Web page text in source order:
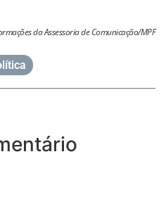
da Assessoria de Comunicação/MPF